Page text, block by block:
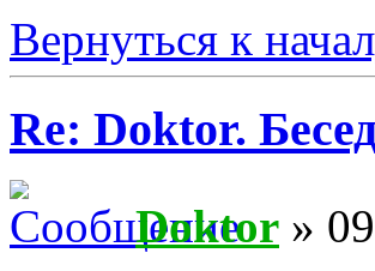
Вернуться к
Re: Doktor.
Doktor »